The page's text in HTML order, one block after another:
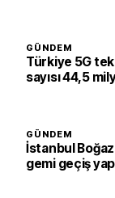
GÜNDEM
Türkiye 5G
sayısı 44,5
GÜNDEM
İstanbul
gemi geçiş